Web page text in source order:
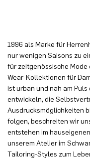
1996 als Marke für
nur wenigen Saisons zu
für zeitgenössische
Wear-Kollektionen für
ist urban und nah am Puls
entwickeln, die
Ausdrucksmöglichkeiten
folgen, beschreiten wir
entstehen im
unserem Atelier im
Tailoring-Styles zum